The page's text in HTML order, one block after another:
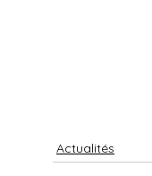
Actualités